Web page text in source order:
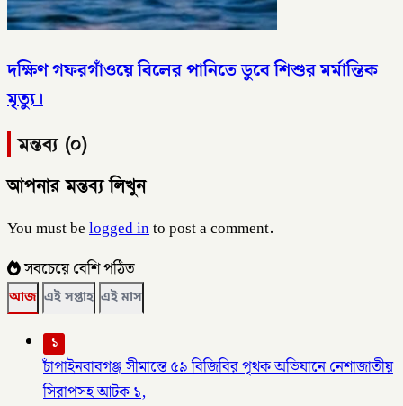
দক্ষিণ গফরগাঁওয়ে বিলের পানিতে ডুবে শিশুর মর্মান্তিক
মৃত্যু।
মন্তব্য (০)
আপনার মন্তব্য লিখুন
You must belogged into post a comment.
সবচেয়ে বেশি পঠিত
আজ এই সপ্তাহ এই মাস
১
চাঁপাইনবাবগঞ্জ সীমান্তে ৫৯ বিজিবির পৃথক অভিযানে নেশাজাতীয়
সিরাপসহ আটক ১,